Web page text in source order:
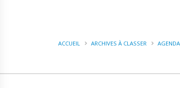
ACCUEIL ARCHIVES À CLASSER AGENDA